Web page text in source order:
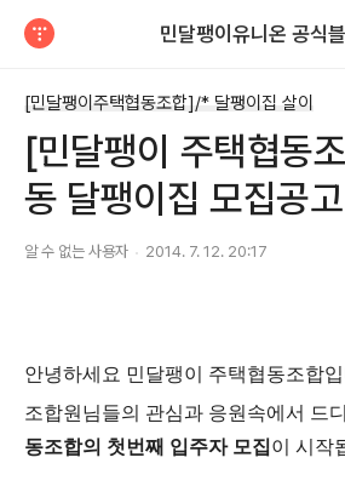
민달팽이유니온 공식
[민달팽이주택협동조합]/* 달팽이집 살이
[민달팽이 주택협동
동 달팽이집 모집공
알 수 없는 사용자 2014. 7. 12. 20:17
안녕하세요 민달팽이 주택협동조합
조합원님들의 관심과 응원속에서 드
동조합의 첫번째 입주자 모집이 시작